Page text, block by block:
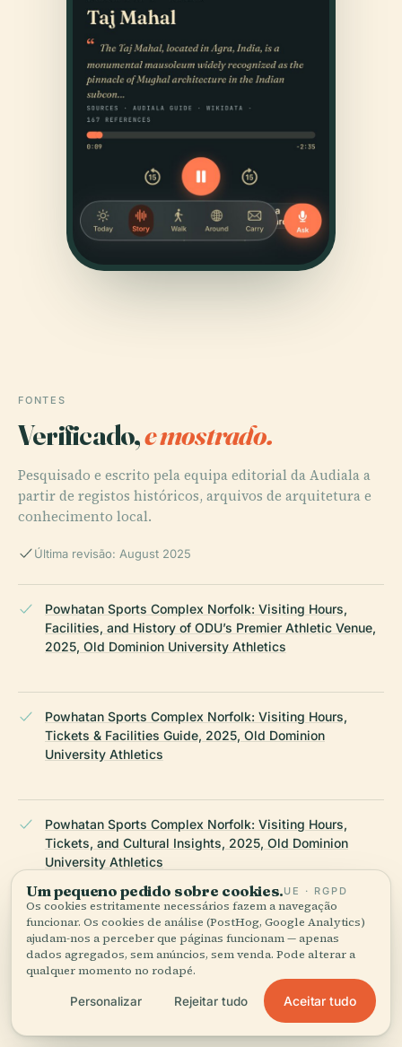
FONTES
Verificado,e mostrado.
Pesquisado e escrito pela equipa editorial da Audiala a
partir de registos históricos, arquivos de arquitetura e
conhecimento local.
Última revisão: August 2025
Powhatan Sports Complex Norfolk: Visiting Hours,
Facilities, and History of ODU’s Premier Athletic Venue,
2025, Old Dominion University Athletics
Powhatan Sports Complex Norfolk: Visiting Hours,
Tickets & Facilities Guide, 2025, Old Dominion
University Athletics
Powhatan Sports Complex Norfolk: Visiting Hours,
Tickets, and Cultural Insights, 2025, Old Dominion
University Athletics
The Legacy of Powhatan Indians: Rediscovering
Indigenous Heritage, 2025, Native Tribe Info
Um pequeno pedido sobre cookies.UE · RGPD
Os cookies estritamente necessários fazem a navegação
funcionar. Os cookies de análise (PostHog, Google Analytics)
ajudam-nos a perceber que páginas funcionam — apenas
dados agregados, sem anúncios, sem venda. Pode alterar a
qualquer momento no rodapé.
Personalizar Rejeitar tudo Aceitar tudo